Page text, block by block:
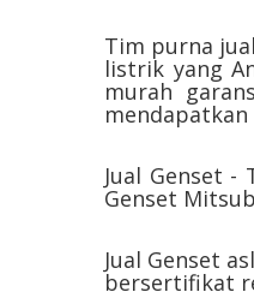
Tim purna
listrik yang
murah
Jual Genset -
Genset
Jual Genset
bersertifikat